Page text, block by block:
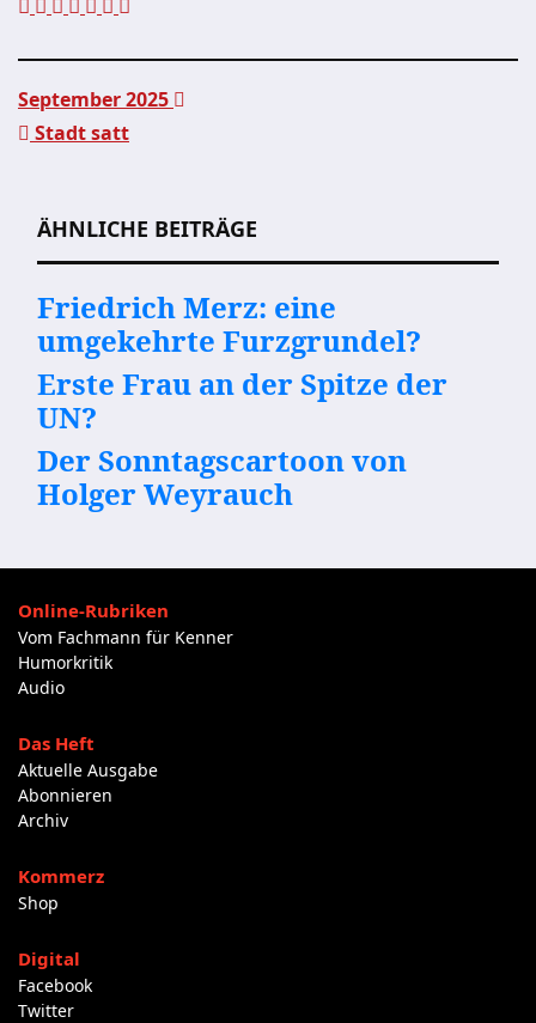
September 2025
Stadt satt
ÄHNLICHE BEITRÄGE
Friedrich Merz: eine
umgekehrte Furzgrundel?
Erste Frau an der Spitze der
UN?
Der Sonntagscartoon von
Holger Weyrauch
Online-Rubriken
Vom Fachmann für Kenner
Humorkritik
Audio
Das Heft
Aktuelle Ausgabe
Abonnieren
Archiv
Kommerz
Shop
Digital
Facebook
Twitter